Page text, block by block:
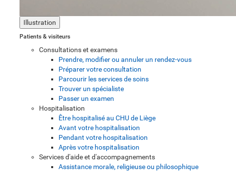
Illustration
Patients & visiteurs
Consultations et examens
Prendre, modifier ou annuler un rendez-vous
Préparer votre consultation
Parcourir les services de soins
Trouver un spécialiste
Passer un examen
Hospitalisation
Être hospitalisé au CHU de Liège
Avant votre hospitalisation
Pendant votre hospitalisation
Après votre hospitalisation
Services d'aide et d'accompagnements
Assistance morale, religieuse ou philosophique